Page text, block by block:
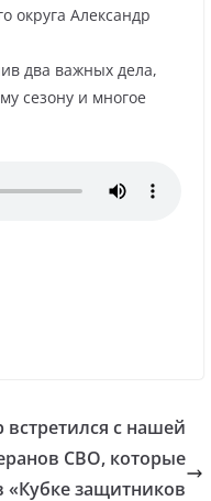
округа Александр
два важных дела,
сезону и многое
с нашей
СВО, которые
«Кубке защитников